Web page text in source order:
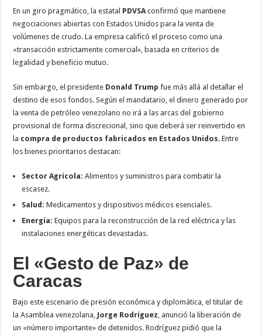
En un giro pragmático, la estatal PDVSA confirmó que mantiene
negociaciones abiertas con Estados Unidos para la venta de
volúmenes de crudo. La empresa calificó el proceso como una
«transacción estrictamente comercial», basada en criterios de
legalidad y beneficio mutuo.
Sin embargo, el presidente Donald Trump fue más allá al detallar el
destino de esos fondos. Según el mandatario, el dinero generado por
la venta de petróleo venezolano no irá a las arcas del gobierno
provisional de forma discrecional, sino que deberá ser reinvertido en
la compra de productos fabricados en Estados Unidos. Entre
los bienes prioritarios destacan:
Sector Agrícola: Alimentos y suministros para combatir la
escasez.
Salud: Medicamentos y dispositivos médicos esenciales.
Energía: Equipos para la reconstrucción de la red eléctrica y las
instalaciones energéticas devastadas.
El «Gesto de Paz» de
Caracas
Bajo este escenario de presión económica y diplomática, el titular de
la Asamblea venezolana, Jorge Rodríguez , anunció la liberación de
un «número importante» de detenidos. Rodríguez pidió que la